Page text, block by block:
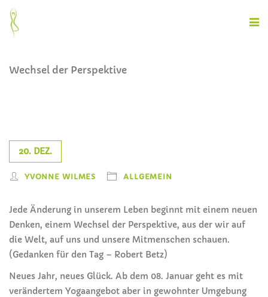
Wechsel der Perspektive
20. DEZ.
YVONNE WILMES ALLGEMEIN
Jede Änderung in unserem Leben beginnt mit einem neuen
Denken, einem Wechsel der Perspektive, aus der wir auf
die Welt, auf uns und unsere Mitmenschen schauen.
(Gedanken für den Tag – Robert Betz)
Neues Jahr, neues Glück. Ab dem 08. Januar geht es mit
verändertem Yogaangebot aber in gewohnter Umgebung